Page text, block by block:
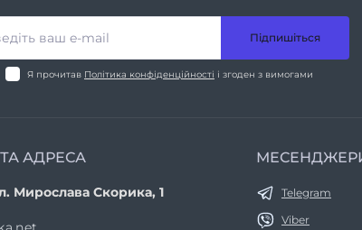
Підпишіться
Я прочитав Політика конфіденційності і згоден з вимогами
АДРЕСА
Мирослава Скорика, 1
Telegram
Viber